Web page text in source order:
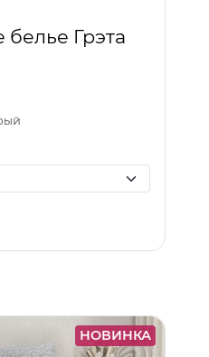
белье Грэта
НОВИНКА